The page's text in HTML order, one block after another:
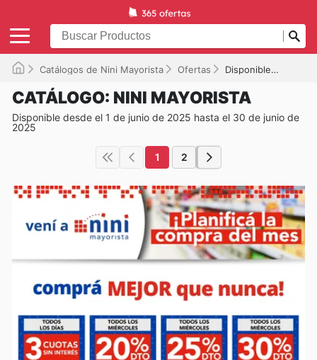
Catálogos de Nini Mayorista Ofertas Disponible hasta el 30/06/2025
CATÁLOGO: NINI MAYORISTA
Disponible desde el 1 de junio de 2025 hasta el 30 de junio de
2025
1 2